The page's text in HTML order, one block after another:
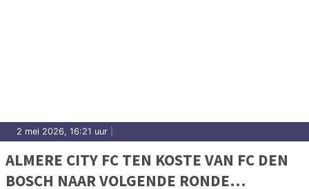
2 mei 2026, 16:21 uur
ALMERE CITY FC TEN KOSTE VAN FC DEN
BOSCH NAAR VOLGENDE RONDE